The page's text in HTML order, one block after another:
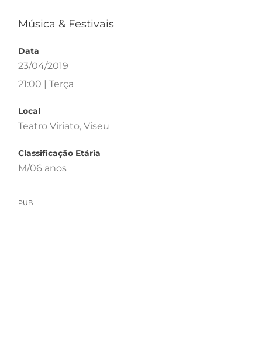
Música & Festivais
Data
23/04/2019
21:00 | Terça
Local
Teatro Viriato, Viseu
Classificação Etária
M/06 anos
PUB